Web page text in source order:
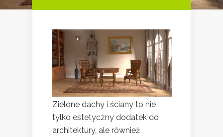
Zielone dachy i ściany to nie
tylko estetyczny dodatek do
architektury, ale również